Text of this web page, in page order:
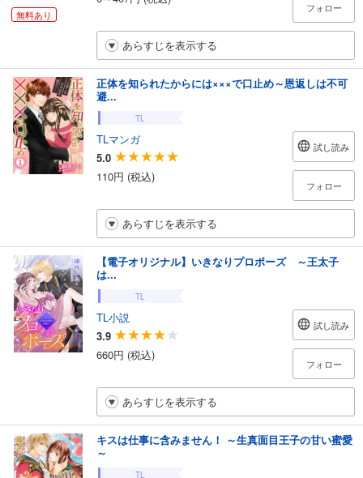
無料あり
フォロー
あらすじを表示する
正体を知られたからには×××で口止め～恩返しは不可
避...
TL
TLマンガ
5.0
110円 (税込)
試し読み
フォロー
あらすじを表示する
【電子オリジナル】いきなりプロポーズ ～王太子
は...
TL
TL小説
3.9
660円 (税込)
試し読み
フォロー
あらすじを表示する
キスは仕事に含みません！ ～生真面目王子の甘い蜜愛
～
TL